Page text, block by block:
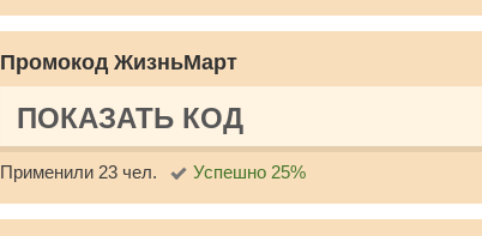
Промокод ЖизньМарт
ПОКАЗАТЬ КОД
Применили 23 чел. Успешно 25%